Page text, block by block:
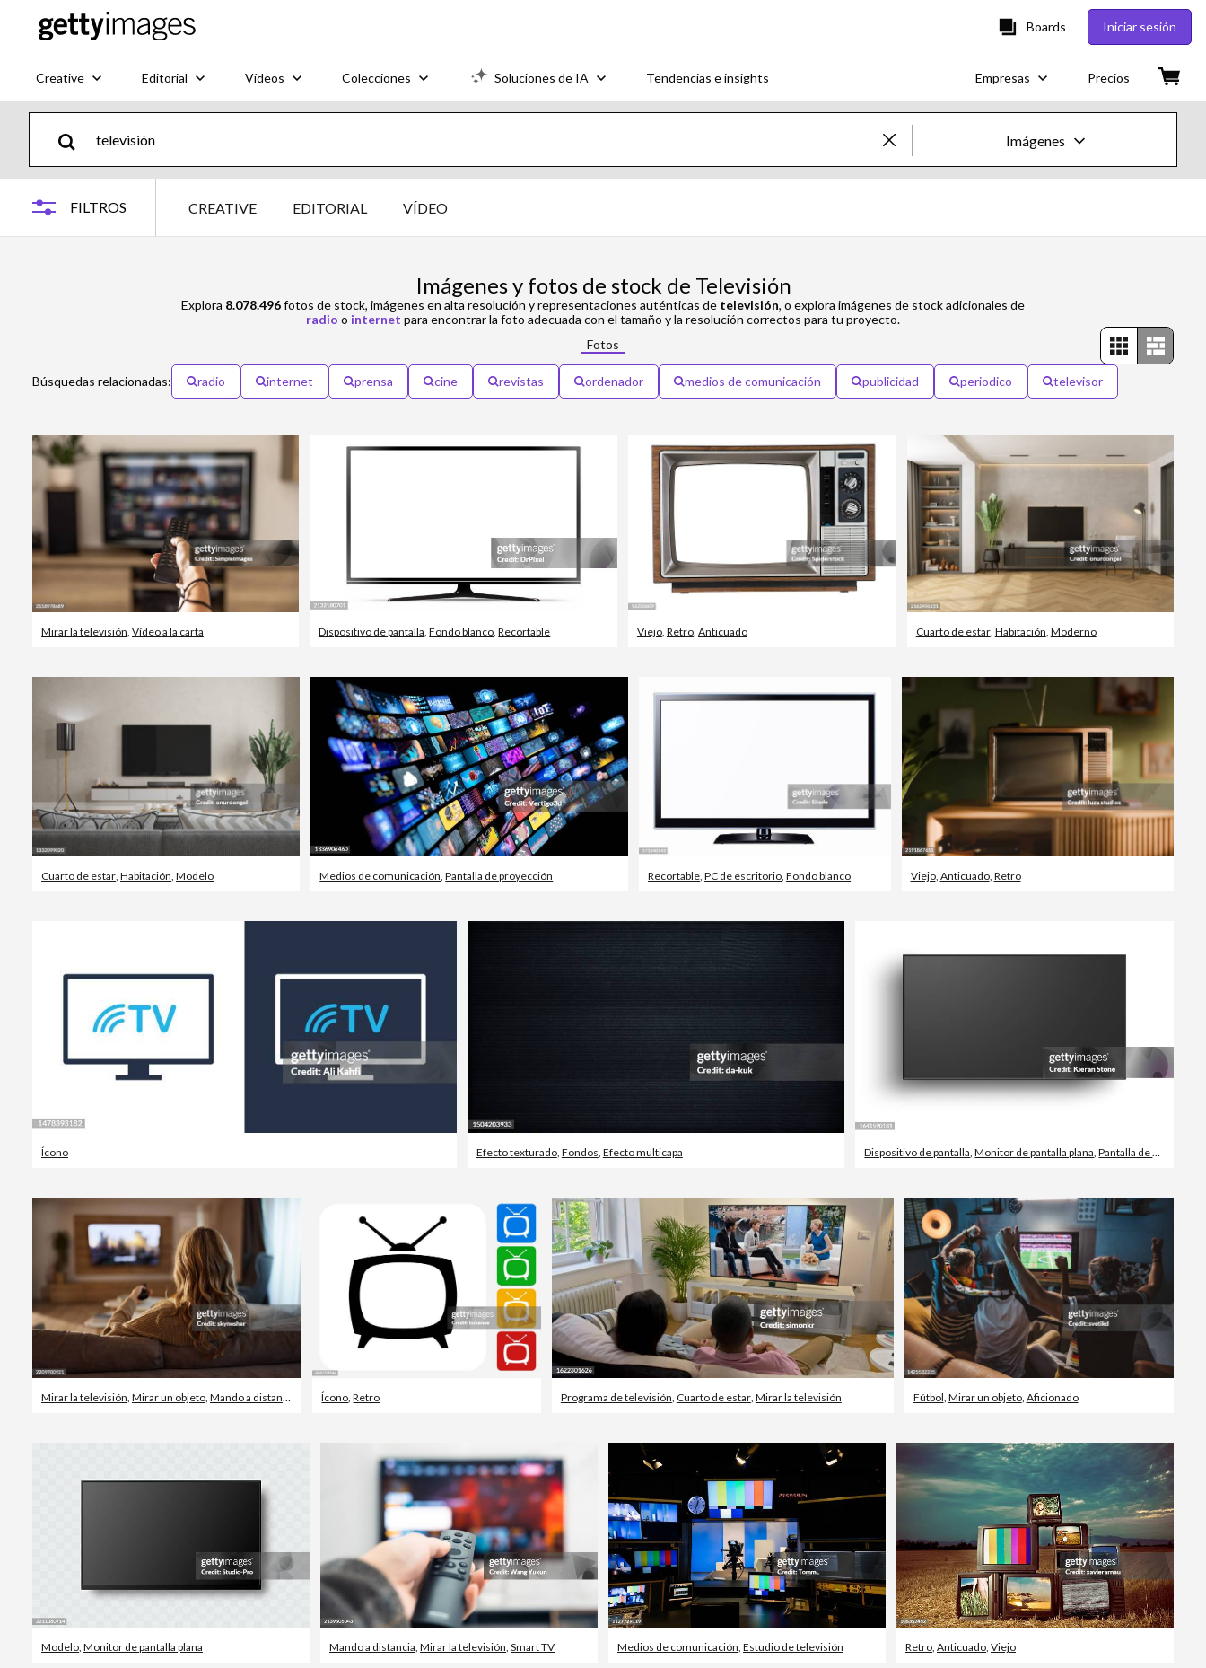
Boards Iniciar sesión
Creative Editorial Vídeos Colecciones Soluciones de IA Tendencias e insights Empresas Precios
Imágenes
Editorial
Creative
FILTROS CREATIVE EDITORIAL VÍDEO
Imágenes y fotos de stock de Televisión
Explora 8.078.496fotos de stock, imágenes en alta resolución y representaciones auténticas de televisión, o explora imágenes de stock adicionales de
radio o internet para encontrar la foto adecuada con el tamaño y la resolución correctos para tu proyecto.
Fotos
Búsquedas relacionadas: radio internet prensa cine revistas ordenador medios de comunicación publicidad periodico televisor
Mirar la televisión, Vídeo a la carta Dispositivo de pantalla,Fondo blanco,Recortable Viejo, Retro, Anticuado Cuarto de estar, Habitación, Moderno
Cuarto de estar Habitación Modelo Medios de comunicación ,Pantalla de proyección Recortable ,PC de escritorio ,Fondo blanco Viejo, Anticuado, Retro
Ícono Efecto texturado, Fondos Efecto multicapa Dispositivo de pantalla ,Monitor de pantalla plana ,Pantalla de cristal líquido
Mirar la televisión Mirar un objeto Mando a distancia Ícono ,Retro Programa de televisión Cuarto de estar, Mirar la televisión Fútbol Mirar un objeto, Aficionado
Modelo Monitor de pantalla plana Mando a distancia Mirar la televisión Smart TV Medios de comunicación Estudio de televisión Retro Anticuado Viejo